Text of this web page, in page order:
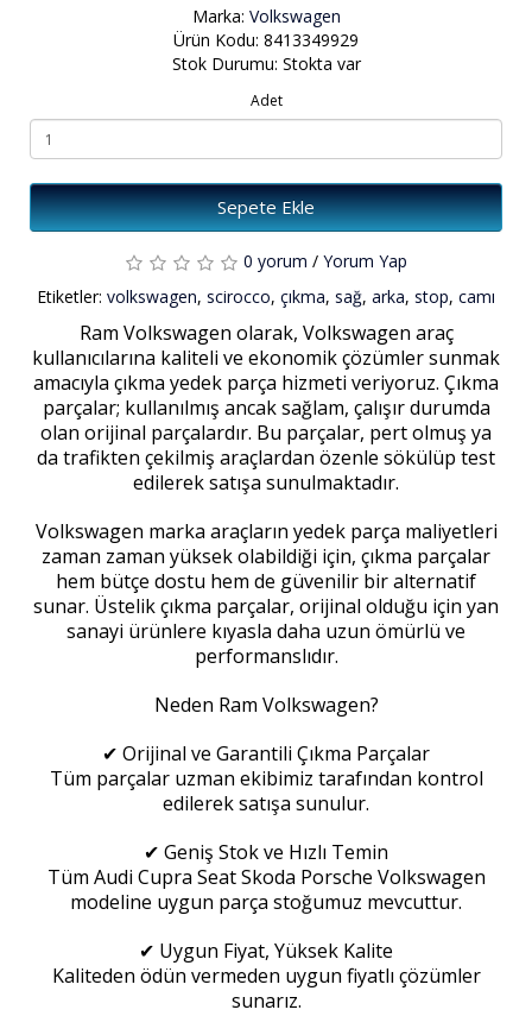
Marka: Volkswagen
Ürün Kodu: 8413349929
Stok Durumu: Stokta var
Adet
Sepete Ekle
0 yorum / Yorum Yap
Etiketler: volkswagen, scirocco, çıkma, sağ, arka, stop, camı
Ram Volkswagen olarak, Volkswagen araç
kullanıcılarına kaliteli ve ekonomik çözümler sunmak
amacıyla çıkma yedek parça hizmeti veriyoruz. Çıkma
parçalar; kullanılmış ancak sağlam, çalışır durumda
olan orijinal parçalardır. Bu parçalar, pert olmuş ya
da trafikten çekilmiş araçlardan özenle sökülüp test
edilerek satışa sunulmaktadır.
Volkswagen marka araçların yedek parça maliyetleri
zaman zaman yüksek olabildiği için, çıkma parçalar
hem bütçe dostu hem de güvenilir bir alternatif
sunar. Üstelik çıkma parçalar, orijinal olduğu için yan
sanayi ürünlere kıyasla daha uzun ömürlü ve
performanslıdır.
Neden Ram Volkswagen?
✔ Orijinal ve Garantili Çıkma Parçalar
Tüm parçalar uzman ekibimiz tarafından kontrol
edilerek satışa sunulur.
✔ Geniş Stok ve Hızlı Temin
Tüm Audi Cupra Seat Skoda Porsche Volkswagen
modeline uygun parça stoğumuz mevcuttur.
✔ Uygun Fiyat, Yüksek Kalite
Kaliteden ödün vermeden uygun fiyatlı çözümler
sunarız.